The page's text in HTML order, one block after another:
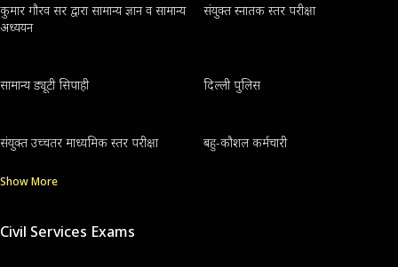
कुमार गौरव सर द्वारा सामान्य ज्ञान व सामान्य
अध्ययन
संयुक्त स्नातक स्तर परीक्षा
सामान्य ड्यूटी सिपाही दिल्ली पुलिस
संयुक्त उच्चतर माध्यमिक स्तर परीक्षा बहु-कौशल कर्मचारी
Show More
Civil Services Exams